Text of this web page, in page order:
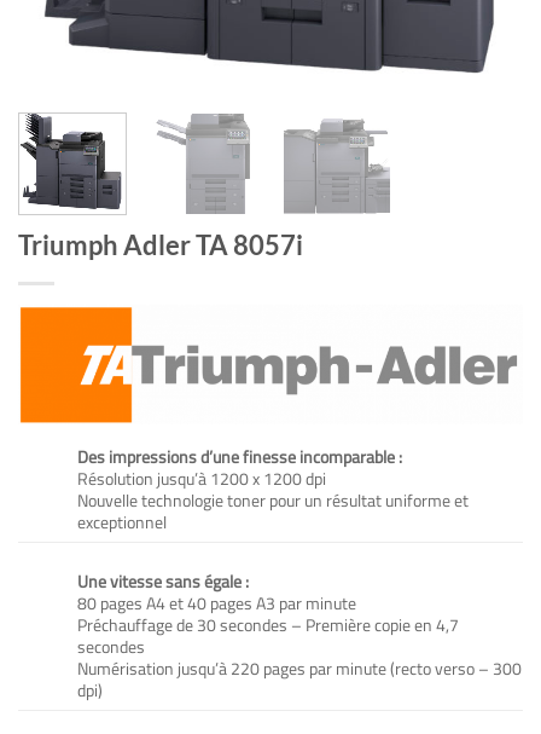
Triumph Adler TA 8057i
Des impressions d’une finesse incomparable :
Résolution jusqu’à 1200 x 1200 dpi
Nouvelle technologie toner pour un résultat uniforme et
exceptionnel
Une vitesse sans égale :
80 pages A4 et 40 pages A3 par minute
Préchauffage de 30 secondes – Première copie en 4,7
secondes
Numérisation jusqu’à 220 pages par minute (recto verso – 300
dpi)